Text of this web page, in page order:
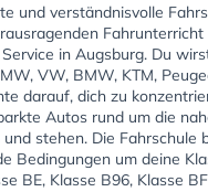
und verständnisvolle
in Augsburg. Du
VW, BMW, KTM,
darauf, dich zu
Autos rund um die
stehen. Die Fahrschule
Bedingungen um deine
BE, Klasse B96, Klasse